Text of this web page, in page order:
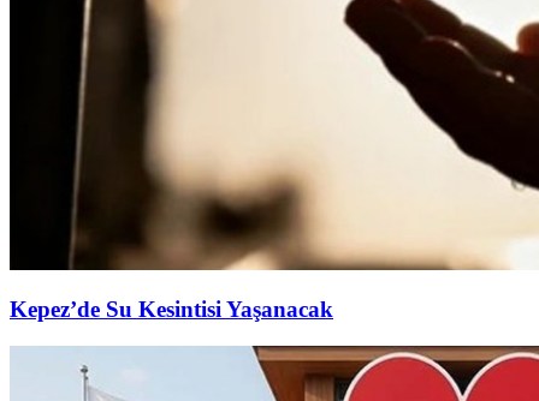
Kepez’de Su Kesintisi Yaşanacak